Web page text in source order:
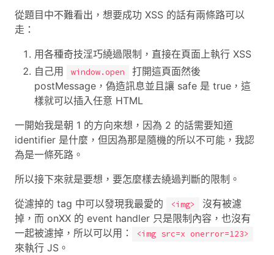
從題目中不難看出，想要成功 XSS 的話有兩條路可以
走：
用各種奇技淫巧繞過限制，直接在頁面上執行 XSS
自己用
window.open
打開這頁面然後
postMessage，偽造訊息並且讓 safe 是 true，這
樣就可以插入任意 HTML
一開始我是朝 1 的方向來想，因為 2 的話需要知道
identifier 是什麼，但因為那是隨機的所以不可能，我認
為是一條死路。
所以接下來就是要想，要怎麼樣去繞過判斷的限制。
從濾掉的 tag 中可以發現我最愛的
<img>
沒有被濾
掉，而 onXX 的 event handler 只是限制內容，也沒有
一起被濾掉，所以可以用：
<img src=x onerror=123>
來執行 JS。